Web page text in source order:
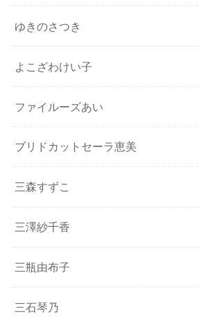
ゆきのさつき
よこざわけい子
ファイルーズあい
ブリドカットセーラ恵美
三森すずこ
三澤紗千香
三瓶由布子
三石琴乃